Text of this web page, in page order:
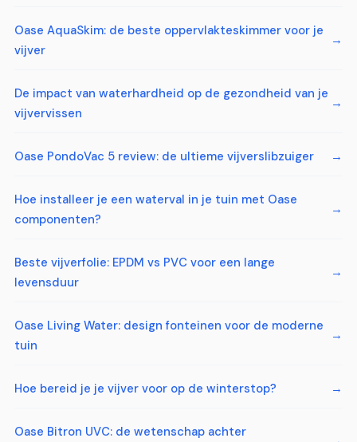
Oase AquaSkim: de beste oppervlakteskimmer voor je
vijver
De impact van waterhardheid op de gezondheid van je
vijvervissen
Oase PondoVac 5 review: de ultieme vijverslibzuiger
Hoe installeer je een waterval in je tuin met Oase
componenten?
Beste vijverfolie: EPDM vs PVC voor een lange
levensduur
Oase Living Water: design fonteinen voor de moderne
tuin
Hoe bereid je je vijver voor op de winterstop?
Oase Bitron UVC: de wetenschap achter